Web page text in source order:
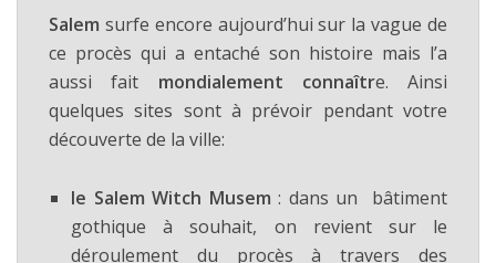
Salem surfe encore aujourd’hui sur la vague de
ce procès qui a entaché son histoire mais l’a
aussi fait mondialement connaître. Ainsi
quelques sites sont à prévoir pendant votre
découverte de la ville:
le Salem Witch Musem : dans un bâtiment
gothique à souhait, on revient sur le
déroulement du procès à travers des